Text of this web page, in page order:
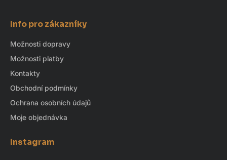
Info pro zákazníky
Možnosti dopravy
Možnosti platby
Kontakty
Obchodní podmínky
Ochrana osobních údajů
Moje objednávka
Instagram